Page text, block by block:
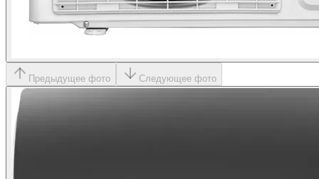
Предыдущее фото Следующее фото